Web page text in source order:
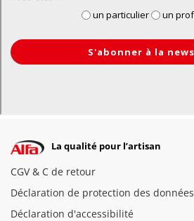
La qualité pour l’artisan
CGV & C de retour
Déclaration de protection des données
Déclaration d'accessibilité